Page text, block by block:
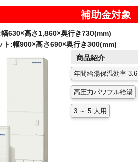
補助金対象
630×高さ1,860×奥行き730(mm)
ト:幅900×高さ690×奥行き300(mm)
商品紹介
年間給湯保温効率 3.6
高圧力パワフル給湯
3 ～ 5 人用